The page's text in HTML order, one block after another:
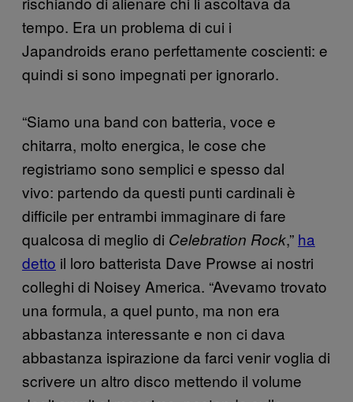
tempo. Era un problema di cui i
Japandroids erano perfettamente coscienti: e
quindi si sono impegnati per ignorarlo.
“Siamo una band con batteria, voce e
chitarra, molto energica, le cose che
registriamo sono semplici e spesso dal
vivo: partendo da questi punti cardinali è
difficile per entrambi immaginare di fare
qualcosa di meglio di Celebration Rock,” ha
detto il loro batterista Dave Prowse ai nostri
colleghi di Noisey America. “Avevamo trovato
una formula, a quel punto, ma non era
abbastanza interessante e non ci dava
abbastanza ispirazione da farci venir voglia di
scrivere un altro disco mettendo il volume